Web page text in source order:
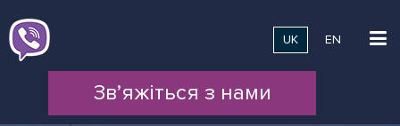
UK EN
Зв’яжіться з нами